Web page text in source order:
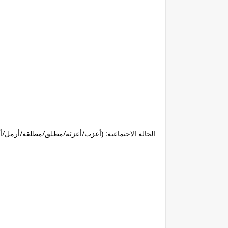
الحالة الاجتماعية: (أعزب/أعزبَة/مطلق/مطلقة/أرمل/